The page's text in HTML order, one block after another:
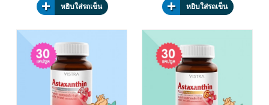
หยิบใส่รถเข็น หยิบใส่รถเข็น